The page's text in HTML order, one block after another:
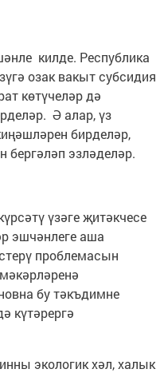
килде. Республика
озак вакыт субсидия
көтүчеләр дә
Ә алар, үз
бирделәр,
эзләделәр.
үзәге җитәкчесе
эшчәнлеге аша
проблемасын
бу тәкъдимне
күтәрергә
экологик хәл, халык